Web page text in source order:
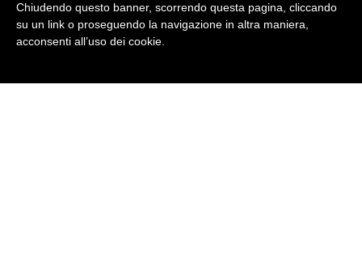
i
Chiudendo questo banner, scorrendo questa pagina, cliccando
su un link o proseguendo la navigazione in altra maniera,
acconsenti all’uso dei cookie.